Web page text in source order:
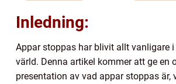
Inledning:
Appar stoppas har blivit allt vanligare
värld. Denna artikel kommer att ge en
presentation av vad appar stoppas är,